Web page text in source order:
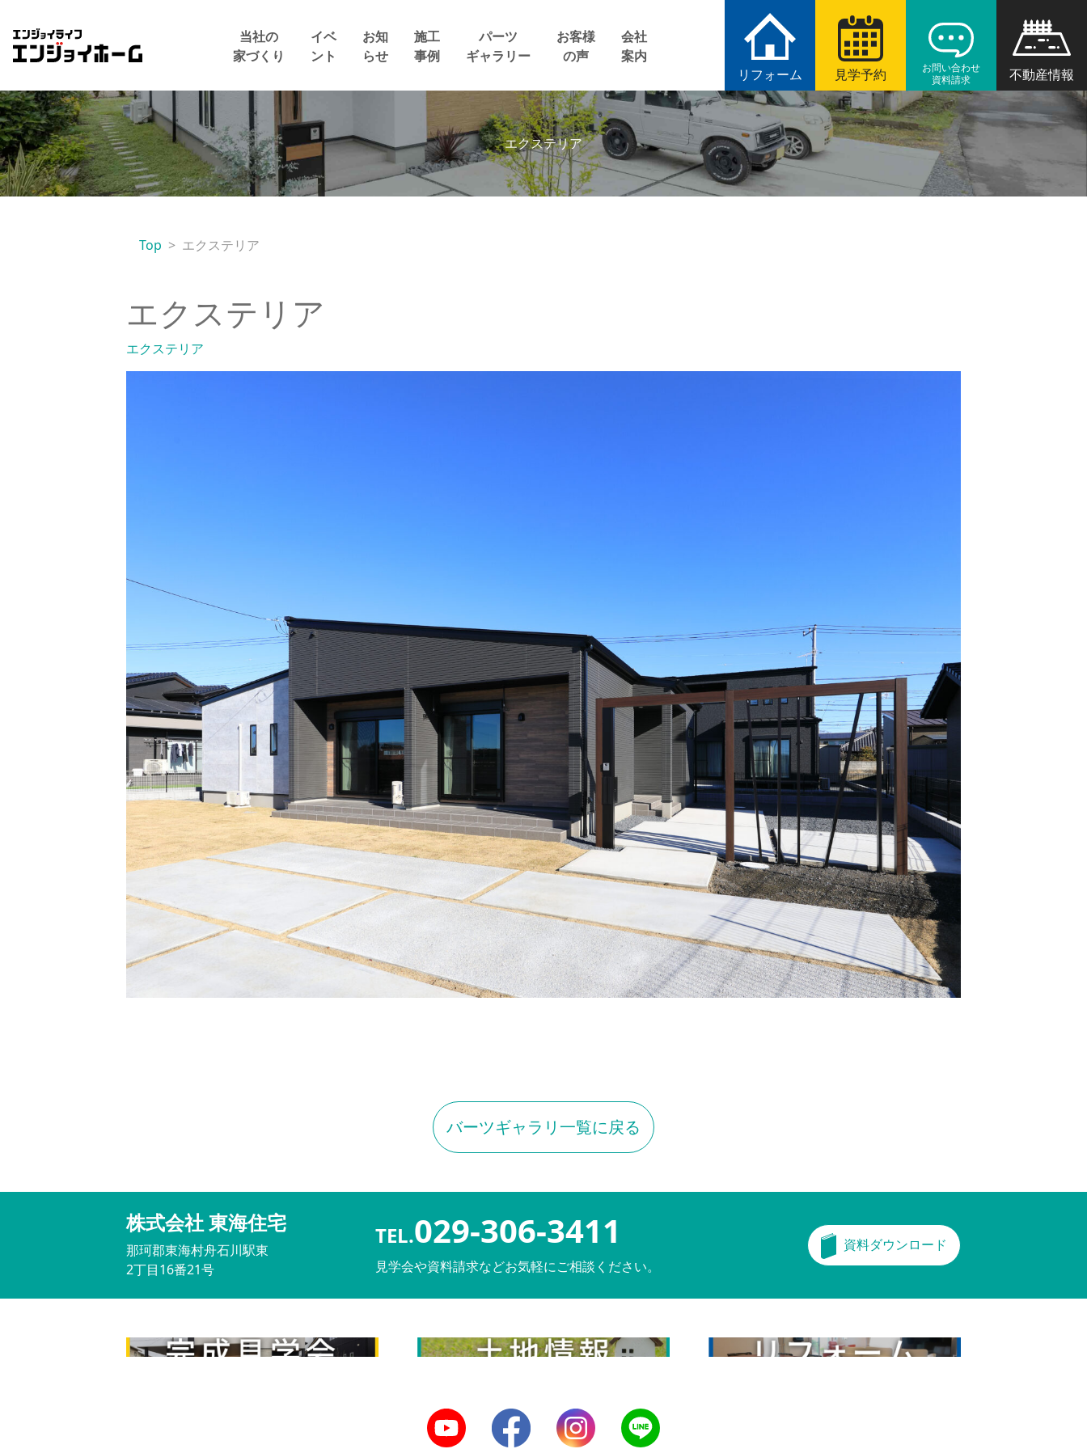
エンジョイホーム
リフォーム 見学予約
お問い合わせ
資料請求
不動産情報
当社の
家づくり
イベ
ント
お知
らせ
施工
事例
パーツ
ギャラリー
お客様
の声
会社
案内
エクステリア
Top エクステリア
エクステリア
エクステリア
バーツギャラリ一覧に戻る
株式会社 東海住宅
那珂郡東海村舟石川駅東
2丁目16番21号
TEL.029-306-3411
見学会や資料請求などお気軽にご相談ください。
資料ダウンロード
完成見学会 土地情報 リフォーム
Youtube Facebook Instagram LINE